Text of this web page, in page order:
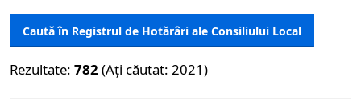
Caută în Registrul de Hotărâri ale Consiliului Local
Rezultate: 782 (Ați căutat: 2021)